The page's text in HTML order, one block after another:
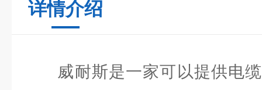
详情介绍
威耐斯是一家可以提供电缆